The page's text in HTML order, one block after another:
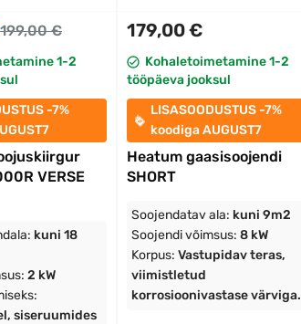
199,00 €
1-2
-7%
VERSE
kuni 18
2 kW
siseruumides
179,00 €
Kohaletoimetamine 1-2
tööpäeva jooksul
LISASOODUSTUS -7%
koodiga AUGUST7
Heatum gaasisoojendi
SHORT
Soojendatav ala: kuni 9m2
Soojendi võimsus: 8 kW
Korpus: Vastupidav teras,
viimistletud
korrosioonivastase värviga.